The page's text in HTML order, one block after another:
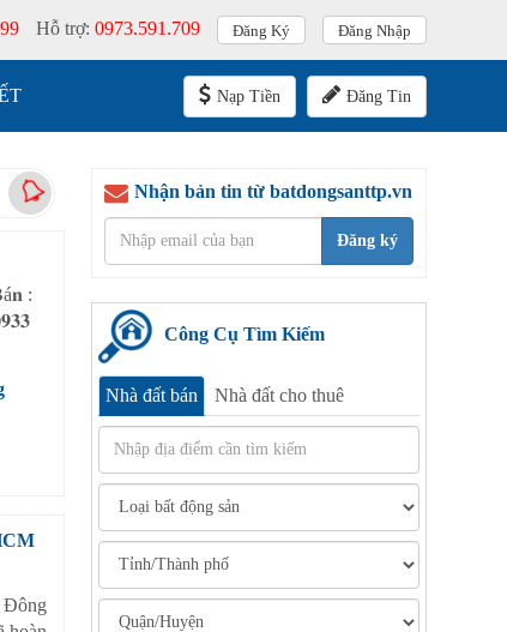
Hỗ trợ: 0973.591.709 Đăng Ký Đăng Nhập
Nạp Tiền Đăng Tin
:
Đông
Nhận bản tin từ batdongsanttp.vn
Đăng ký
Công Cụ Tìm Kiếm
Nhà đất bán Nhà đất cho thuê